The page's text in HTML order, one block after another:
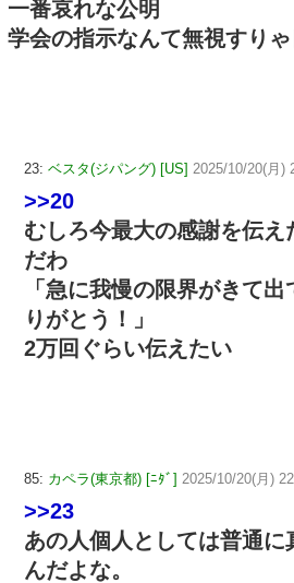
一番哀れな公明
学会の指示なんて無視すり
23: ベスタ(ジパング) [US] 2025/10/20(月)
>>20
むしろ今最大の感謝を伝え
だわ
「急に我慢の限界がきて
りがとう！」
2万回ぐらい伝えたい
85: カペラ(東京都) [ﾆﾀﾞ] 2025/10/20(月)
>>23
あの人個人としては普通に
んだよな。